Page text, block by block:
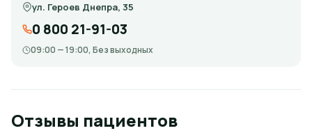
ул. Героев Днепра, 35
0 800 21-91-03
09:00 — 19:00, Без выходных
Отзывы пациентов